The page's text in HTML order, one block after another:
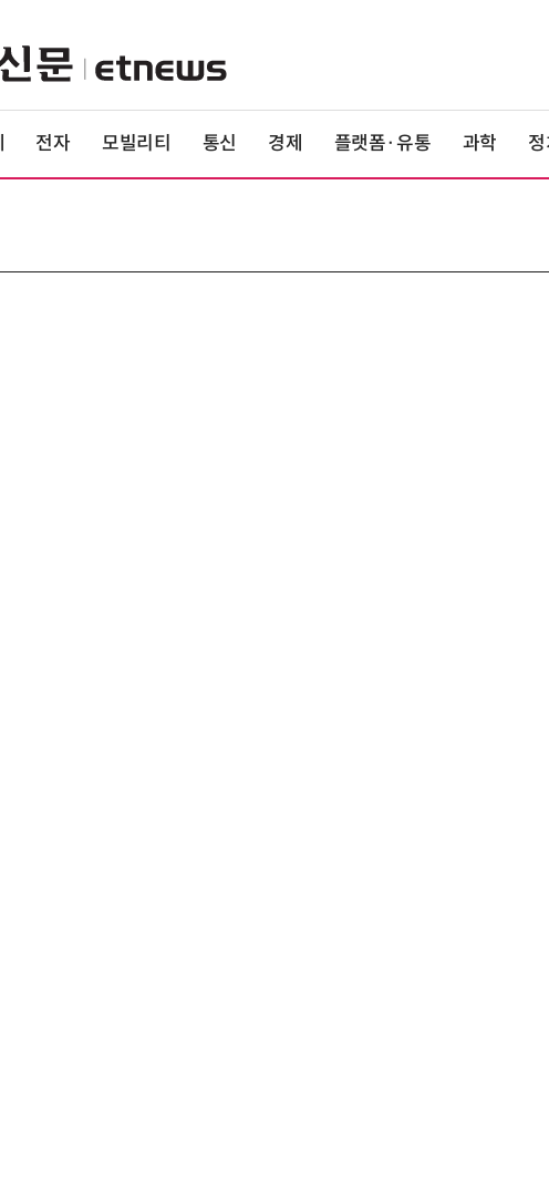
전자 모빌리티 통신 경제 플랫폼·유통 과학